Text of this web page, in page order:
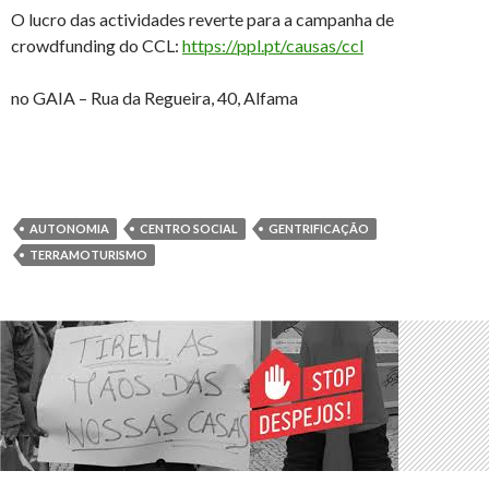
O lucro das actividades reverte para a campanha de
crowdfunding do CCL: https://ppl.pt/causas/ccl
no GAIA – Rua da Regueira, 40, Alfama
AUTONOMIA CENTRO SOCIAL
GENTRIFICAÇÃO
TERRAMOTURISMO